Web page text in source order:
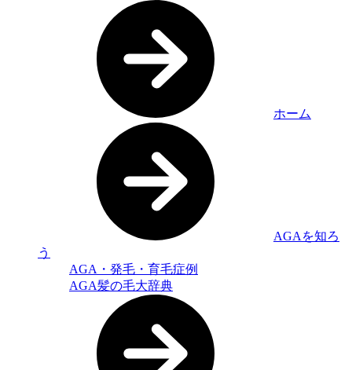
ホーム
AGAを知ろ
う
AGA・発毛・育毛症例
AGA髪の毛大辞典